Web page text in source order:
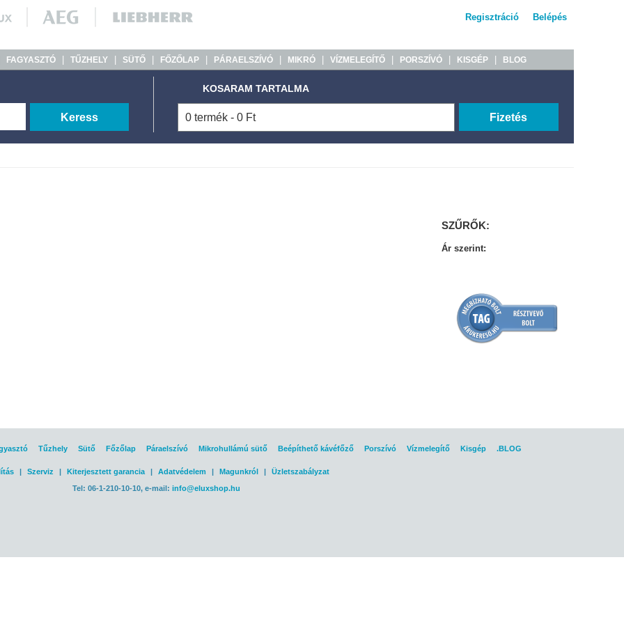
Regisztráció Belépés
FAGYASZTÓ TŰZHELY SÜTŐ FŐZŐLAP PÁRAELSZÍVÓ MIKRÓ VÍZMELEGÍTŐ PORSZÍVÓ KISGÉP BLOG
Keress
KOSARAM TARTALMA
0 termék - 0 Ft Fizetés
SZŰRŐK:
Ár szerint:
Tűzhely Sütő Főzőlap Páraelszívó Mikrohullámú sütő Beépíthető kávéfőző Porszívó Vízmelegítő Kisgép .BLOG
| Szerviz | Kiterjesztett garancia | Adatvédelem | Magunkról |
Üzletszabályzat
Tel: 06-1-210-10-10, e-mail: info@eluxshop.hu